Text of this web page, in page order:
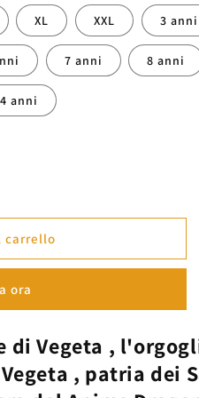
XL XXL 3 anni
7 anni 8 anni
anni
carrello
ora
di Vegeta ,
Vegeta , patria dei